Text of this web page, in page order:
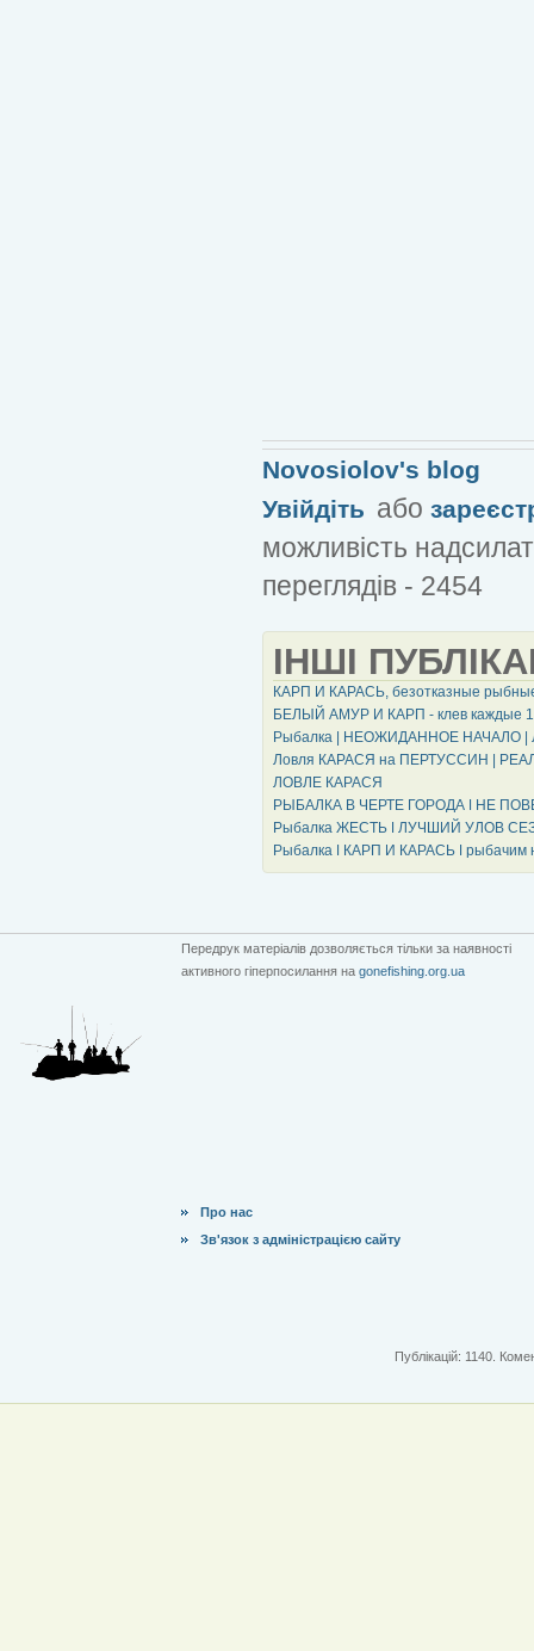
Novosiolov's blog
Увійдіть або
можливість
переглядів - 2454
ІНШІ
КАРП И КАРАСЬ, безотказные
БЕЛЫЙ АМУР И КАРП - клев каждые
Рыбалка | НЕОЖИДАННОЕ НАЧАЛО
Ловля КАРАСЯ на ПЕРТУССИН |
ЛОВЛЕ КАРАСЯ
РЫБАЛКА В ЧЕРТЕ ГОРОДА ǀ НЕ
Рыбалка ЖЕСТЬ ǀ ЛУЧШИЙ УЛОВ
Рыбалка ǀ КАРП И КАРАСЬ ǀ
Передрук матеріалів дозволяється тільки за наявності
активного гіперпосилання на gonefishing.org.ua
Про нас
Зв'язок з адміністрацією сайту
Публікацій: 1140.